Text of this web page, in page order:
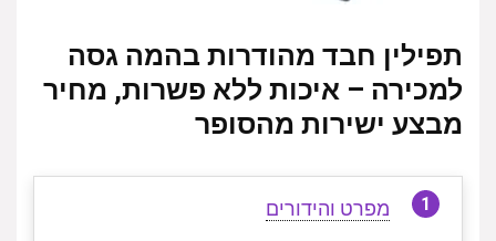
תפילין חבד מהודרות בהמה גסה
למכירה – איכות ללא פשרות, מחיר
מבצע ישירות מהסופר
מפרט והידורים